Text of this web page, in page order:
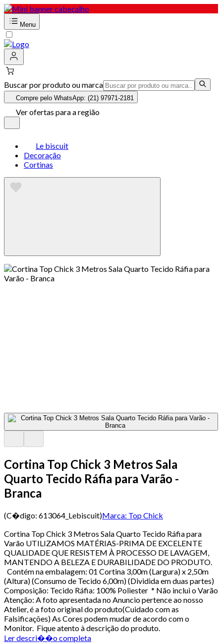
Menu
Buscar por produto ou marca
Compre pelo WhatsApp: (21) 97971-2181
Ver ofertas para a região
Le biscuit
Decoração
Cortinas
Cortina Top Chick 3 Metros Sala
Quarto Tecido Ráfia para Varão -
Branca
(C�digo: 613064_Lebiscuit)Marca: Top Chick
Cortina Top Chick 3 Metros Sala Quarto Tecido Ráfia para
Varão UTILIZAMOS MATÉRIAS-PRIMA DE EXCELENTE
QUALIDADE QUE RESISTEM À PROCESSO DE LAVAGEM,
MANTENDO A BELEZA E DURABILIDADE DO PRODUTO.
Contém na embalagem: 01 Cortina 3,00m (Largura) x 2,50m
(Altura) (Consumo de Tecido 6,00m) (Dividida em duas partes)
Composição: Tecido Ráfia: 100% Poliester * Não inclui o Varão
Atenção: A foto apresentada no Anuncio pertence ao nosso
Atelier, é a foto original do produto(Cuidado com as
Falsificações) As Cores podem mudar de acordo com o
Monitor. Fique atento à descrição do produto.
Ler descri��o completa